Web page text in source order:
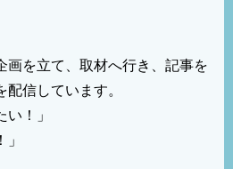
画を立て、取材へ行き、記事を
信しています。
！」